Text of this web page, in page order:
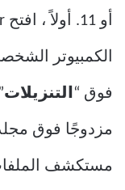
الكمبيوتر
فوق “التنزيلات
مزدوجًا فوق
مستكشف